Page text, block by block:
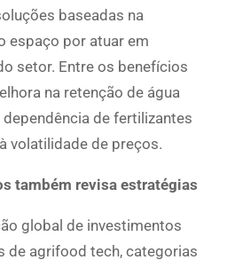
baseadas na
espaço por atuar em
setor. Entre os benefícios
na retenção de água
de fertilizantes
volatilidade de preços.
também revisa estratégias
global de investimentos
de agrifood tech, categorias